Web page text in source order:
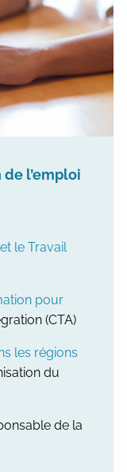
l’emploi
le Travail
pour
(CTA)
les régions
du
de la